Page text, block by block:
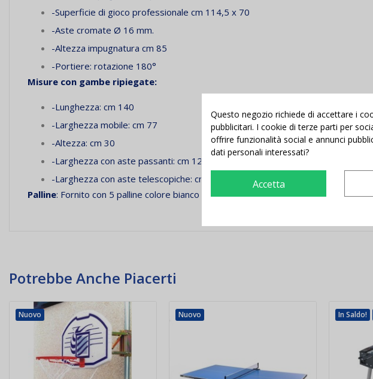
-Superficie di gioco professionale cm 114,5 x 70
-Aste cromate Ø 16 mm.
-Altezza impugnatura cm 85
-Portiere: rotazione 180°
Misure con gambe ripiegate:
-Lunghezza: cm 140
-Larghezza mobile: cm 77
-Altezza: cm 30
-Larghezza con aste passanti: cm 127
-Larghezza con aste telescopiche: cm 93
Palline: Fornito con 5 palline colore bianco
Potrebbe Anche Piacerti
Nuovo Nuovo In Saldo!
Questo negozio richiede di accettare i
pubblicitari. I cookie di terze parti per
offrire funzionalità social e annunci
dati personali interessati?
Accetta